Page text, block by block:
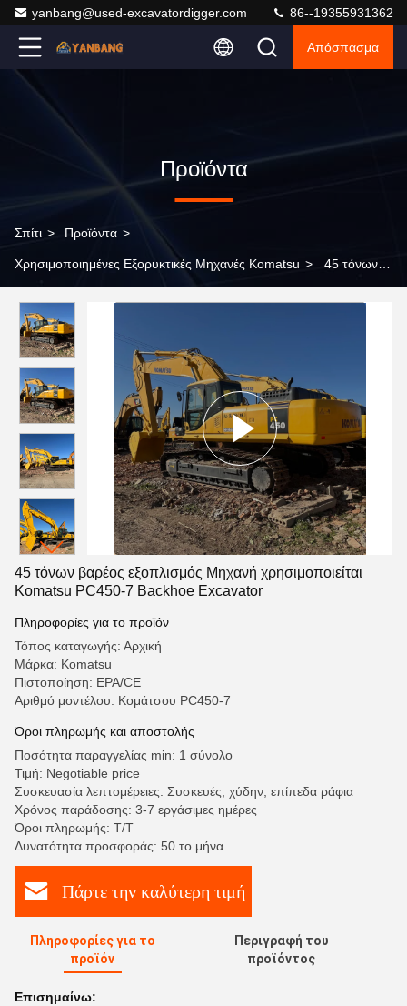
yanbang@used-excavatordigger.com 86--19355931362
Απόσπασμα
Προϊόντα
Σπίτι > Προϊόντα >
Χρησιμοποιημένες Εξορυκτικές Μηχανές Komatsu > 45 τόνων
Backhoe Excavator
45 τόνων βαρέος εξοπλισμός Μηχανή χρησιμοποιείται
Komatsu PC450-7 Backhoe Excavator
Πληροφορίες για το προϊόν
Τόπος καταγωγής: Αρχική
Μάρκα: Komatsu
Πιστοποίηση: EPA/CE
Αριθμό μοντέλου: Κομάτσου PC450-7
Όροι πληρωμής και αποστολής
Ποσότητα παραγγελίας min: 1 σύνολο
Τιμή: Negotiable price
Συσκευασία λεπτομέρειες: Συσκευές, χύδην, επίπεδα ράφια
Χρόνος παράδοσης: 3-7 εργάσιμες ημέρες
Όροι πληρωμής: Τ/Τ
Δυνατότητα προσφοράς: 50 το μήνα
Πάρτε την καλύτερη τιμή
Πληροφορίες για το
προϊόν
Περιγραφή του
προϊόντος
Επισημαίνω: